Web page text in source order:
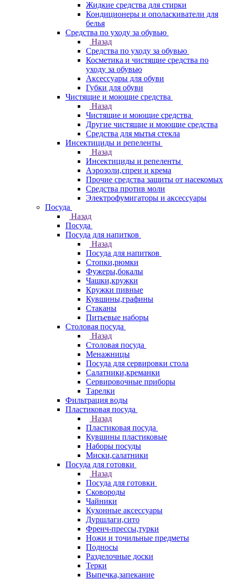
Жидкие средства для стирки
Кондиционеры и ополаскиватели для
белья
Средства по уходу за обувью
Назад
Средства по уходу за обувью
Косметика и чистящие средства по
уходу за обувью
Аксессуары для обуви
Губки для обуви
Чистящие и моющие средства
Назад
Чистящие и моющие средства
Другие чистящие и моющие средства
Средства для мытья стекла
Инсектициды и репеленты
Назад
Инсектициды и репеленты
Аэрозоли,спреи и крема
Прочие средства защиты от насекомых
Средства против моли
Электрофумигаторы и аксессуары
Посуда
Назад
Посуда
Посуда для напитков
Назад
Посуда для напитков
Стопки,рюмки
Фужеры,бокалы
Чашки,кружки
Кружки пивные
Кувшины,графины
Стаканы
Питьевые наборы
Столовая посуда
Назад
Столовая посуда
Менажницы
Посуда для сервировки стола
Салатники,креманки
Сервировочные приборы
Тарелки
Фильтрация воды
Пластиковая посуда
Назад
Пластиковая посуда
Кувшины пластиковые
Наборы посуды
Миски,салатники
Посуда для готовки
Назад
Посуда для готовки
Сковороды
Чайники
Кухонные аксессуары
Дуршлаги,сито
Френч-прессы,турки
Ножи и точильные предметы
Подносы
Разделочные доски
Терки
Выпечка,запекание